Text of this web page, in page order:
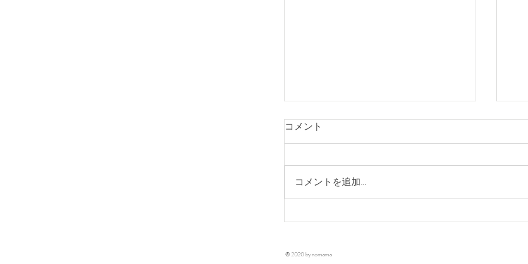
『秋を迎えるストール展』
今年も三島のchigiriさんで 個展を開催
11:00〜17:00 15・16日に在廊します
chigiri 静岡県三島市中央町2-37 055 941
9416
『
コメント
コメントを追加…
© 2020 by nomama